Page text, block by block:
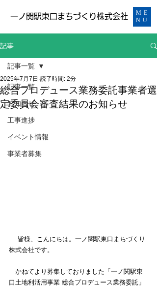
​一ノ関駅東口まちづくり株式会社
ME
NU
記事
記事一覧
お知らせ
工事進捗
イベント情報
事業者募集
記事一覧
総合プロデュース業務委託事業者選
定委員会審査結果のお知らせ
2025年7月7日 読了時間: 2分
皆様、こんにちは。一ノ関駅東口まちづくり
株式会社です。
かねてより募集しておりました「一ノ関駅東
口土地利活用事業 総合プロデュース業務委託」